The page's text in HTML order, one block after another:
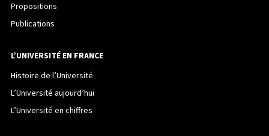
Propositions
Publications
L’UNIVERSITÉ EN FRANCE
Histoire de l’Université
L’Université aujourd’hui
L’Université en chiffres